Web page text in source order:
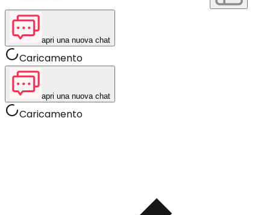
apri una nuova chat
Caricamento
apri una nuova chat
Caricamento